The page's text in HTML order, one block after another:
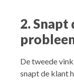
2.
De tweede
snapt de klant